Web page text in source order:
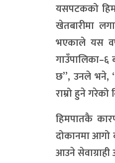
यसपटकको
खेतबारीमा
भएकाले यस
छ”, उनले भने,
राम्रो हुने
हिमपातकै
दोकानमा आगो
आउने